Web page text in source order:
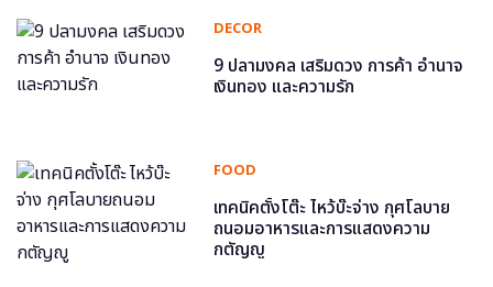
DECOR
9 ปลามงคล เสริมดวง การค้า อำนาจ
เงินทอง และความรัก
FOOD
เทคนิคตั้งโต๊ะ ไหว้บ๊ะจ่าง กุศโลบาย
ถนอมอาหารและการแสดงความ
กตัญญู